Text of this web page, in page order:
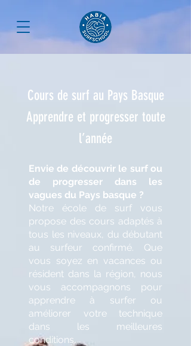
Cours de surf au Pays Basque
Apprendre et progresser toute
l’année
Envie de découvrir le surf ou
de progresser dans les
vagues du Pays basque ?
Notre école de surf vous
propose des cours adaptés à
tous les niveaux, du débutant
au surfeur confirmé. Que
vous soyez en vacances ou
résident dans la région, nous
vous accompagnons pour
apprendre à surfer ou
améliorer votre technique
dans les meilleures
conditions.